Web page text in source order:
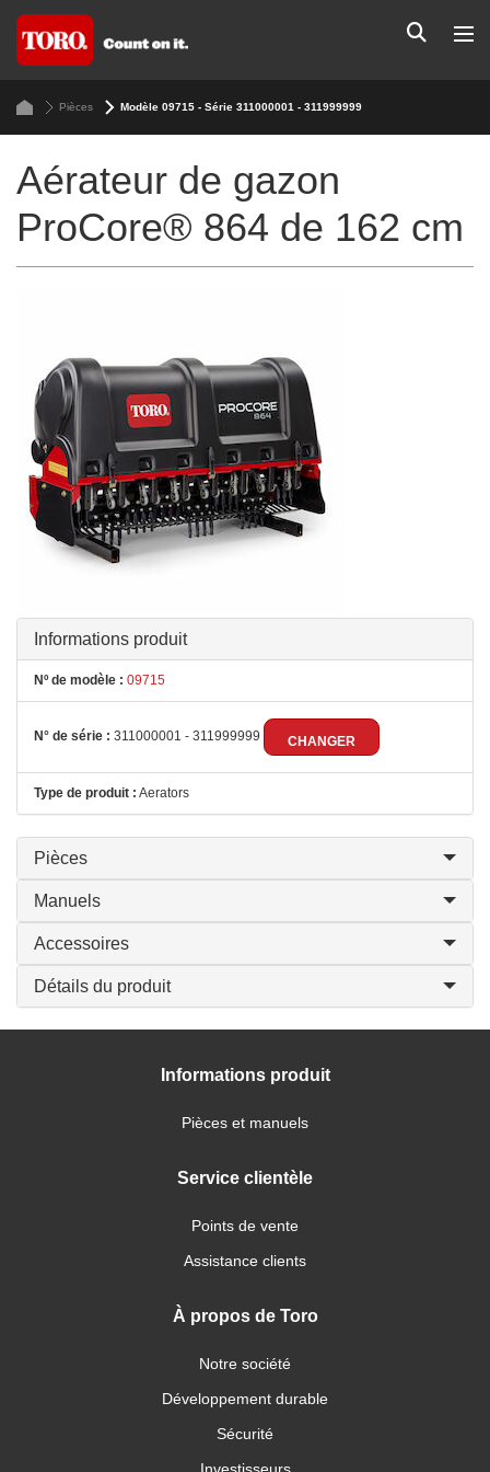
Pièces Modèle 09715 - Série 311000001 - 311999999
Aérateur de gazon
ProCore® 864 de 162 cm
Informations produit
Nº de modèle : 09715
N° de série : 311000001 - 311999999 CHANGER
Type de produit : Aerators
Pièces
Manuels
Accessoires
Détails du produit
Informations produit
Pièces et manuels
Service clientèle
Points de vente
Assistance clients
À propos de Toro
Notre société
Développement durable
Sécurité